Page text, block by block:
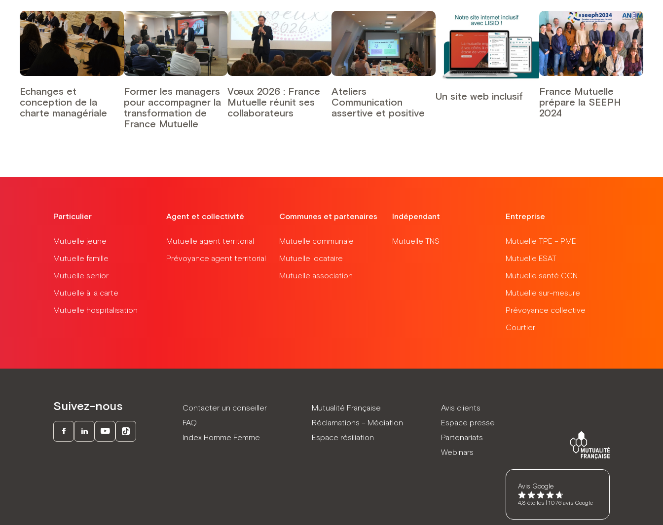
Echanges et
conception de la
charte managériale
Former les managers
pour accompagner la
transformation de
France Mutuelle
Vœux 2026 : France
Mutuelle réunit ses
collaborateurs
Ateliers
Communication
assertive et positive
Un site web inclusif
France Mutuelle
prépare la SEEPH
2024
Particulier
Mutuelle jeune
Mutuelle famille
Mutuelle senior
Mutuelle à la carte
Mutuelle hospitalisation
Agent et collectivité
Mutuelle agent territorial
Prévoyance agent territorial
Communes et partenaires
Mutuelle communale
Mutuelle locataire
Mutuelle association
Indépendant
Mutuelle TNS
Entreprise
Mutuelle TPE – PME
Mutuelle ESAT
Mutuelle santé CCN
Mutuelle sur-mesure
Prévoyance collective
Courtier
Suivez-nous
Contacter un conseiller
FAQ
Index Homme Femme
Mutualité Française
Réclamations – Médiation
Espace résiliation
Avis clients
Espace presse
Partenariats
Webinars
Avis Google
4,8 étoiles | 1076 avis Google